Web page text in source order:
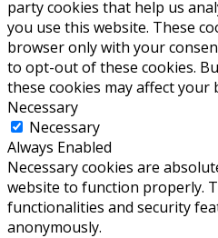
party cookies that help us
you use this website. These
browser only with your
to opt-out of these cookies.
these cookies may affect your
Necessary
Necessary
Always Enabled
Necessary cookies are
website to function properly.
functionalities and security
anonymously.